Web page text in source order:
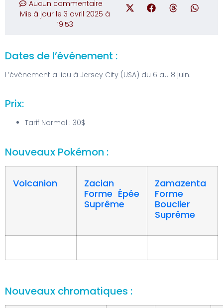
Aucun commentaire
Mis à jour le 3 avril 2025 à
19:53
Dates de l’événement :
L’événement a lieu à Jersey City (USA) du 6 au 8 juin.
Prix:
Tarif Normal : 30$
Nouveaux Pokémon :
Volcanion
Zacian
Forme Épée
Suprême
Zamazenta
Forme
Bouclier
Suprême
Nouveaux chromatiques :